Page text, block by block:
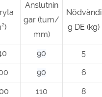
Anslutnin
gar (tum/
mm)
Nödvändi
g DE (kg)
90 5
90 6
110 8